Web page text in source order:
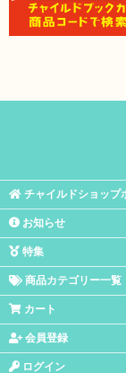
チャイルドショップ
お知らせ
特集
商品カテゴリー一覧
カート
会員登録
ログイン